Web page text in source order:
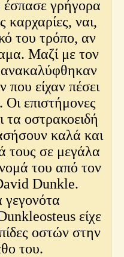
γρήγορα
καρχαρίες, ναι,
του τρόπο, αν
Μαζί με τον
είχαν πέσει
επιστήμονες
τα οστρακοειδή
καλά και
τους σε μεγάλα
του από τον
Dunkle.
γεγονότα
είχε
οστών στην
του.